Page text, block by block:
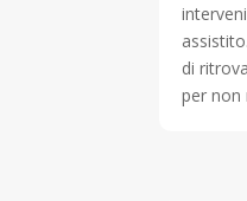
di
per non